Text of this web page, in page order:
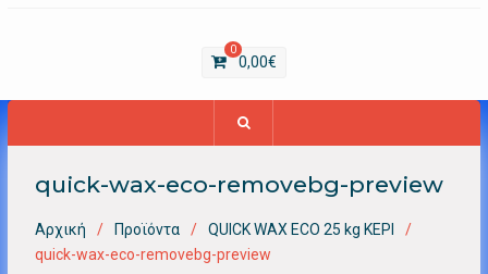
0
0,00€
quick-wax-eco-removebg-preview
Αρχική Προϊόντα
QUICK WAX ECO 25 kg ΚΕΡΙ
quick-wax-eco-removebg-preview